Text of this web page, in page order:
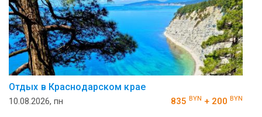
Отдых в Краснодарском крае
10.08.2026, пн 835 BYN + 200 BYN